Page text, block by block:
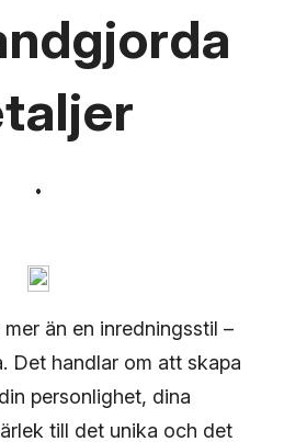
än en inredningsstil –
Det handlar om att skapa
personlighet, dina
till det unika och det